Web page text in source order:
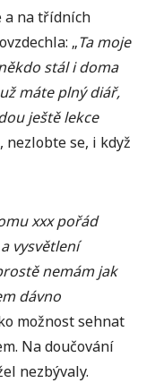
a na třídních
„Ta moje
stál i doma
máte plný diář,
ještě lekce
nezlobte se, i když
xxx pořád
vysvětlení
nemám jak
dávno
možnost sehnat
Na doučování
nezbývaly.